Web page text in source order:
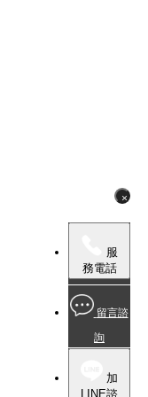
×
服
務電話
留言諮
詢
加
LINE諮